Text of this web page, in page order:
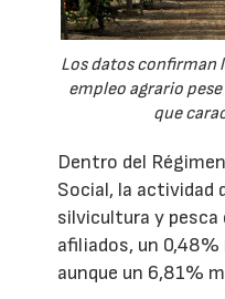
Los datos confirman
empleo agrario
que
Dentro del
Social, la actividad
silvicultura y
afiliados, un 0,48%
aunque un 6,81%